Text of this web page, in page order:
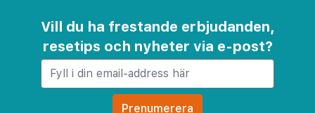
Vill du ha frestande erbjudanden,
resetips och nyheter via e-post?